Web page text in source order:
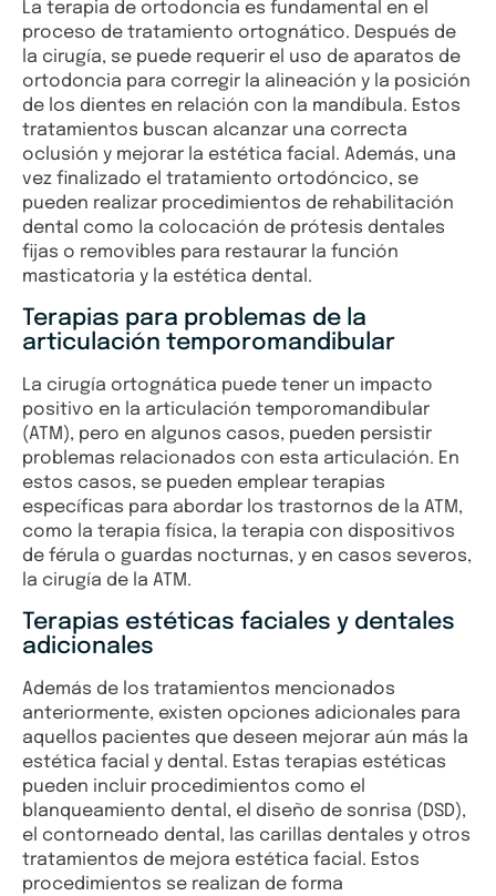
La terapia de ortodoncia es fundamental en el
proceso de tratamiento ortognático. Después de
la cirugía, se puede requerir el uso de aparatos de
ortodoncia para corregir la alineación y la posición
de los dientes en relación con la mandíbula. Estos
tratamientos buscan alcanzar una correcta
oclusión y mejorar la estética facial. Además, una
vez finalizado el tratamiento ortodóncico, se
pueden realizar procedimientos de rehabilitación
dental como la colocación de prótesis dentales
fijas o removibles para restaurar la función
masticatoria y la estética dental.
Terapias para problemas de la
articulación temporomandibular
La cirugía ortognática puede tener un impacto
positivo en la articulación temporomandibular
(ATM), pero en algunos casos, pueden persistir
problemas relacionados con esta articulación. En
estos casos, se pueden emplear terapias
específicas para abordar los trastornos de la ATM,
como la terapia física, la terapia con dispositivos
de férula o guardas nocturnas, y en casos severos,
la cirugía de la ATM.
Terapias estéticas faciales y dentales
adicionales
Además de los tratamientos mencionados
anteriormente, existen opciones adicionales para
aquellos pacientes que deseen mejorar aún más la
estética facial y dental. Estas terapias estéticas
pueden incluir procedimientos como el
blanqueamiento dental, el diseño de sonrisa (DSD),
el contorneado dental, las carillas dentales y otros
tratamientos de mejora estética facial. Estos
procedimientos se realizan de forma